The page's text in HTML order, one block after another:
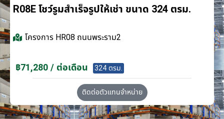
R08E โชว์รูมสำเร็จรูปให้เช่า ขนาด 324 ตรม.
โครงการ HR08 ถนนพระราม2
฿71,280 / ต่อเดือน 324 ตรม.
ติดต่อตัวแทนจำหน่าย